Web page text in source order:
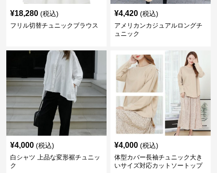
¥18,280 (税込)
フリル切替チュニックブラウス
¥4,420 (税込)
アメリカンカジュアルロングチ
ュニック
¥4,000 (税込)
白シャツ 上品な変形裾チュニッ
ク
¥4,000 (税込)
体型カバー長袖チュニック大き
いサイズ対応カットソートップ